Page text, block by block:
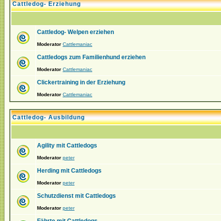
Cattledog- Erziehung
Cattledog- Welpen erziehen
Moderator Cattlemaniac
Cattledogs zum Familienhund erziehen
Moderator Cattlemaniac
Clickertraining in der Erziehung
Moderator Cattlemaniac
Cattledog- Ausbildung
Agility mit Cattledogs
Moderator peter
Herding mit Cattledogs
Moderator peter
Schutzdienst mit Cattledogs
Moderator peter